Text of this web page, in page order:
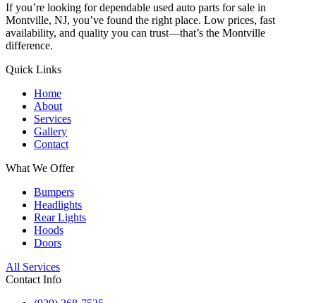
If you’re looking for dependable used auto parts for sale in
Montville, NJ, you’ve found the right place. Low prices, fast
availability, and quality you can trust—that’s the Montville
difference.
Quick Links
Home
About
Services
Gallery
Contact
What We Offer
Bumpers
Headlights
Rear Lights
Hoods
Doors
All Services
Contact Info